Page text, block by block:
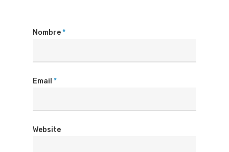
Nombre*
Email *
Website